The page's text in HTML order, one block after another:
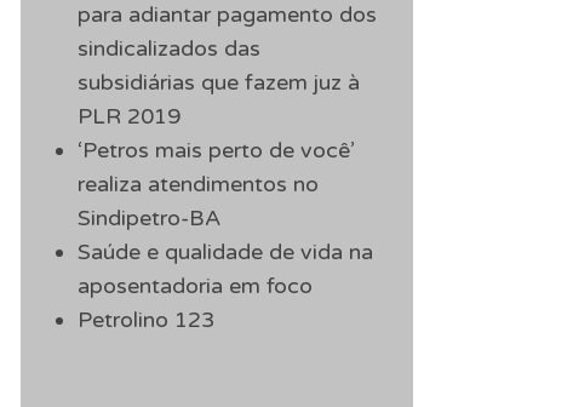
para adiantar pagamento dos
sindicalizados das
subsidiárias que fazem juz à
PLR 2019
‘Petros mais perto de você’
realiza atendimentos no
Sindipetro-BA
Saúde e qualidade de vida na
aposentadoria em foco
Petrolino 123